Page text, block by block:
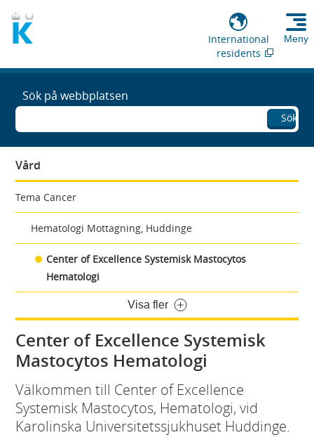
International
residents
Meny
Sök på webbplatsen
Sök
Vård
Tema Cancer
Hematologi Mottagning, Huddinge
Center of Excellence Systemisk Mastocytos
Hematologi
Visa fler
Center of Excellence Systemisk
Mastocytos Hematologi
Välkommen till Center of Excellence
Systemisk Mastocytos, Hematologi, vid
Karolinska Universitetssjukhuset Huddinge.